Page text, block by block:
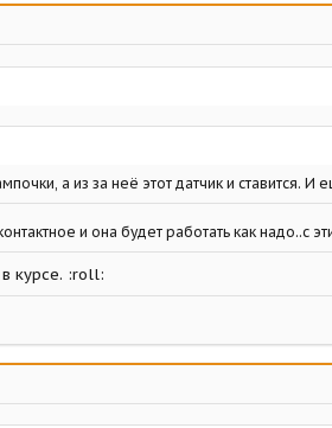
а из за неё этот датчик и ставится. И
и она будет работать как надо..с
курсе. :roll: